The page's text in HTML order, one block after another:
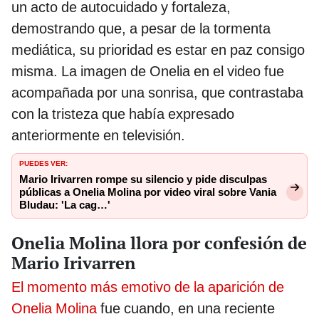
un acto de autocuidado y fortaleza,
demostrando que, a pesar de la tormenta
mediática, su prioridad es estar en paz consigo
misma. La imagen de Onelia en el video fue
acompañada por una sonrisa, que contrastaba
con la tristeza que había expresado
anteriormente en televisión.
PUEDES VER:
Mario Irivarren rompe su silencio y pide disculpas
públicas a Onelia Molina por video viral sobre Vania
Bludau: 'La cag…'
Onelia Molina llora por confesión de
Mario Irivarren
El momento más emotivo de la aparición de
Onelia Molina fue cuando, en una reciente